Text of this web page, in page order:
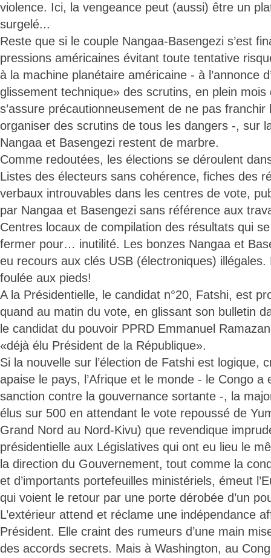
violence. Ici, la vengeance peut (aussi) être un
surgelé...
Reste que si le couple Nangaa-Basengezi s’est
pressions américaines évitant toute tentative
à la machine planétaire américaine - à l’annonce
glissement technique» des scrutins, en plein mois
s’assure précautionneusement de ne pas
organiser des scrutins de tous les dangers -, sur
Nangaa et Basengezi restent de marbre.
Comme redoutées, les élections se déroulent
Listes des électeurs sans cohérence, fiches des
verbaux introuvables dans les centres de vote,
par Nangaa et Basengezi sans référence aux
Centres locaux de compilation des résultats qui
fermer pour… inutilité. Les bonzes Nangaa et
eu recours aux clés USB (électroniques) illégales.
foulée aux pieds!
A la Présidentielle, le candidat n°20, Fatshi, est
quand au matin du vote, en glissant son bulletin
le candidat du pouvoir PPRD Emmanuel
«déjà élu Président de la République».
Si la nouvelle sur l’élection de Fatshi est logique,
apaise le pays, l’Afrique et le monde - le Congo a
sanction contre la gouvernance sortante -, la
élus sur 500 en attendant le vote repoussé de
Grand Nord au Nord-Kivu) que revendique
présidentielle aux Législatives qui ont eu lieu le
la direction du Gouvernement, tout comme la
et d’importants portefeuilles ministériels, émeut
qui voient le retour par une porte dérobée d’un
L’extérieur attend et réclame une indépendance
Président. Elle craint des rumeurs d’une main
des accords secrets. Mais à Washington, au